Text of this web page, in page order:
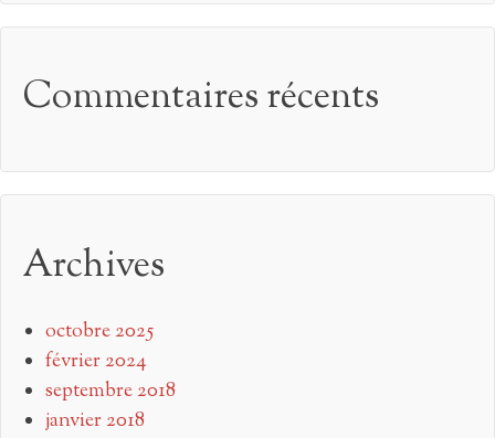
Commentaires récents
Archives
octobre 2025
février 2024
septembre 2018
janvier 2018